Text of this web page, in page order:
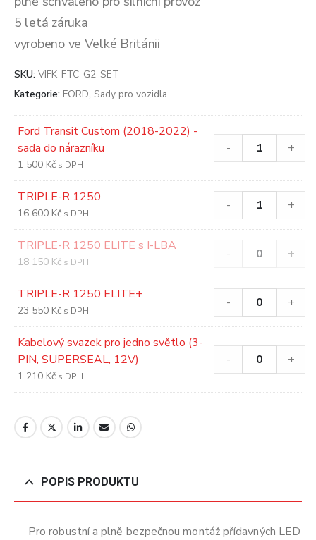
5 letá záruka
vyrobeno ve Velké Británii
SKU: VIFK-FTC-G2-SET
Kategorie: FORD, Sady pro vozidla
Ford Transit Custom (2018-2022) -
sada do nárazníku
1 500 Kč s DPH
- +
TRIPLE-R 1250
16 600 Kč s DPH
- +
TRIPLE-R 1250 ELITE s I-LBA
18 150 Kč s DPH
- +
TRIPLE-R 1250 ELITE+
23 550 Kč s DPH
- +
Kabelový svazek pro jedno světlo (3-
PIN, SUPERSEAL, 12V)
1 210 Kč s DPH
- +
POPIS PRODUKTU
Pro robustní a plně bezpečnou montáž přídavných LED